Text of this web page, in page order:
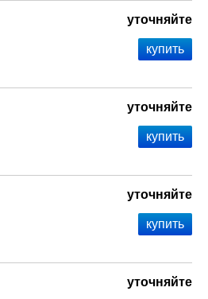
уточняйте
уточняйте
уточняйте
уточняйте